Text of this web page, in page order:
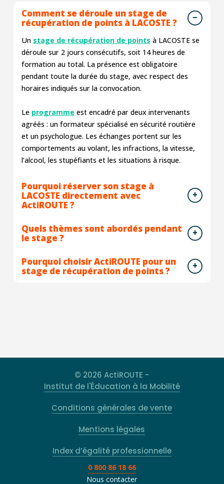
Comment se déroule un stage de
récupération de points à LACOSTE ?
Un stage de récupération de points à LACOSTE se
déroule sur 2 jours consécutifs, soit 14 heures de
formation au total. La présence est obligatoire
pendant toute la durée du stage, avec respect des
horaires indiqués sur la convocation.
Le programme est encadré par deux intervenants
agréés : un formateur spécialisé en sécurité routière
et un psychologue. Les échanges portent sur les
comportements au volant, les infractions, la vitesse,
l’alcool, les stupéfiants et les situations à risque.
Pourquoi réserver son stage à
LACOSTE directement avec
ActiROUTE ?
Quels thèmes sont abordés pendant
le stage ?
Pourquoi choisir ActiROUTE pour un
stage de récupération de points ?
© 2026 ActiROUTE -
Institut de l'Éducation à la Mobilité
Conditions générales de vente
Mentions légales
Index d’égalité professionnelle
0 800 86 18 66
Nous contacter